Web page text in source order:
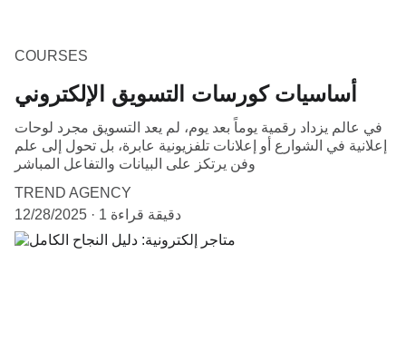
COURSES
أساسيات كورسات التسويق الإلكتروني
في عالم يزداد رقمية يوماً بعد يوم، لم يعد التسويق مجرد لوحات
إعلانية في الشوارع أو إعلانات تلفزيونية عابرة، بل تحول إلى علم
وفن يرتكز على البيانات والتفاعل المباشر
TREND AGENCY
12/28/2025
1 دقيقة قراءة